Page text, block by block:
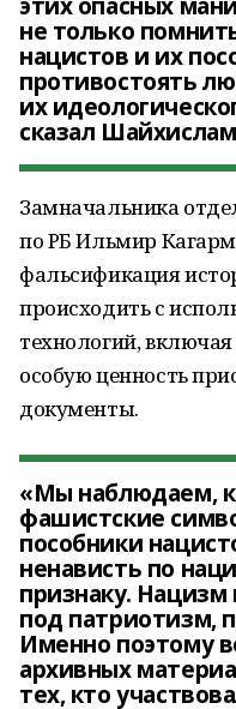
не только
нацистов и их
противостоять
их
сказал
Замначальника
по РБ Ильмир
фальсификация
происходить с
технологий,
особую ценность
документы.
«Мы наблюдаем,
фашистские
пособники
ненависть по
признаку. Нацизм
под патриотизм,
Именно поэтому
архивных
тех, кто